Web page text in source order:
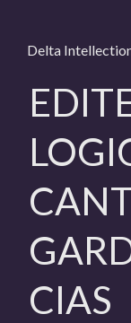
Delta
CIAS